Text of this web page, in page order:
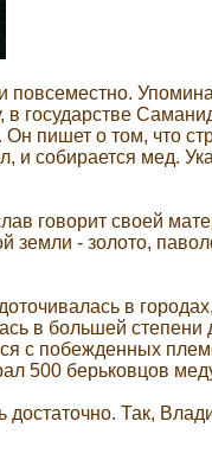
повсеместно.
государстве
пишет о том, что
собирается мед.
говорит своей
земли - золото,
в
в большей степени
с побежденных
500 берьковцов
Так,